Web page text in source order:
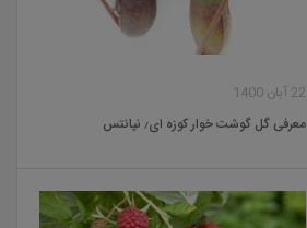
22 آبان 1400
معرفی گل گوشت خوار کوزه ای٫ نپانتس